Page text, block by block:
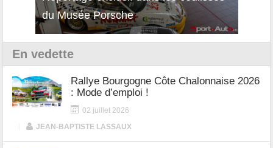
du Musée Porsche
12Cilindri Manuale
En vedette
Rallye Bourgogne Côte Chalonnaise 2026
: Mode d’emploi !
02 juillet 2026
JEAN-BAPTISTE LASSAUX